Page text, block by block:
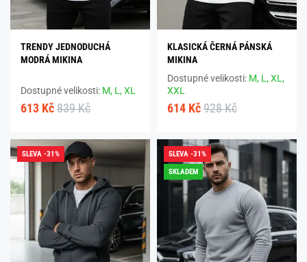
TRENDY JEDNODUCHÁ
MODRÁ MIKINA
Dostupné velikosti: M, L,XL
613 Kč 839 Kč
KLASICKÁ ČERNÁ PÁNSKÁ
MIKINA
Dostupné velikosti: M, L,XL,
XXL
614 Kč 928 Kč
SLEVA -31%
SLEVA -31%
SKLADEM